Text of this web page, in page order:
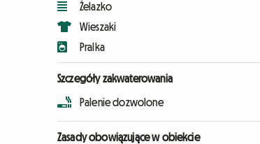
Żelazko
Wieszaki
Pralka
Szczegóły zakwaterowania
Palenie dozwolone
Zasady obowiązujące w obiekcie